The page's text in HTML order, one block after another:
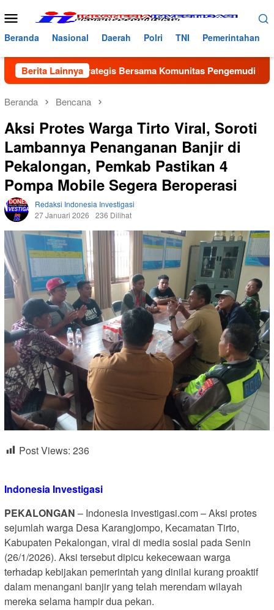
ke
konten
Menu
Mobile
Beranda Nasional Daerah Polri TNI Pemerintahan
Berita Lainnya
Strategis Bersama Komunitas Pengemudi Maxim, Jadikan
Beranda Bencana
Aksi Protes Warga Tirto Viral, Soroti
Lambannya Penanganan Banjir di
Pekalongan, Pemkab Pastikan 4
Pompa Mobile Segera Beroperasi
Redaksi Indonesia Investigasi
27 Januari 2026
236 Dilihat
Post Views: 236
Indonesia Investigasi
PEKALONGAN – Indonesia investigasi.com – Aksi protes
sejumlah warga Desa Karangjompo, Kecamatan Tirto,
Kabupaten Pekalongan, viral di media sosial pada Senin
(26/1/2026). Aksi tersebut dipicu kekecewaan warga
terhadap kebijakan pemerintah yang dinilai kurang proaktif
dalam menangani banjir yang telah merendam wilayah
mereka selama hampir dua pekan.